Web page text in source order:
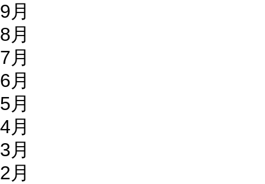
9月
8月
7月
6月
5月
4月
3月
2月